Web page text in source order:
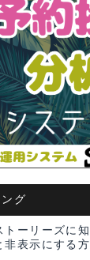
グ
トーリーズに
非表示にする